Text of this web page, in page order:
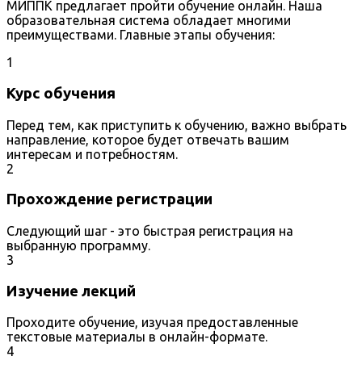
МИППК предлагает пройти обучение онлайн. Наша
образовательная система обладает многими
преимуществами. Главные этапы обучения:
1
Курс обучения
Перед тем, как приступить к обучению, важно выбрать
направление, которое будет отвечать вашим
интересам и потребностям.
2
Прохождение регистрации
Следующий шаг - это быстрая регистрация на
выбранную программу.
3
Изучение лекций
Проходите обучение, изучая предоставленные
текстовые материалы в онлайн-формате.
4